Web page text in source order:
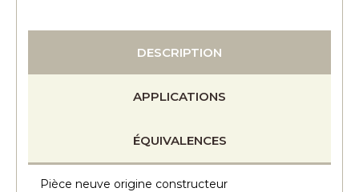
DESCRIPTION
APPLICATIONS
ÉQUIVALENCES
Pièce neuve origine constructeur